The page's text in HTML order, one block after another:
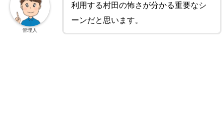
利用する村田の怖さが分かる重要なシ
ーンだと思います。
管理人